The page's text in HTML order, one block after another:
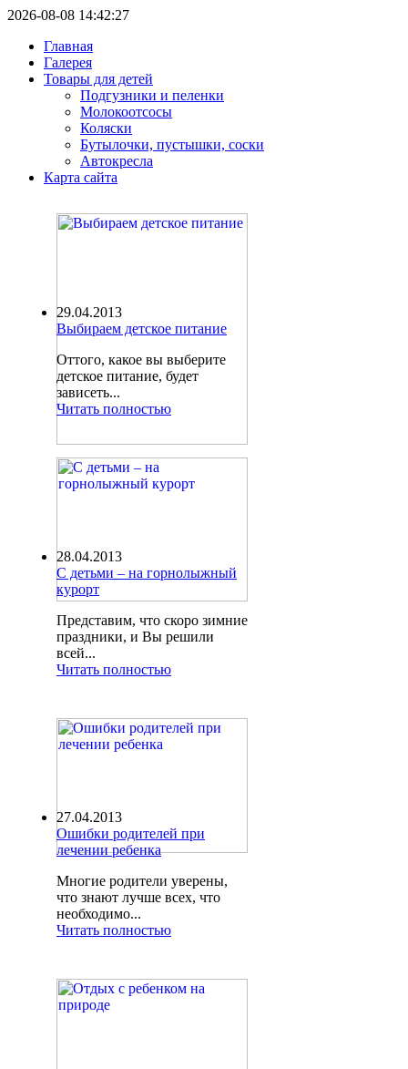
2026-08-08 14:42:27
Главная
Галерея
Товары для детей
Подгузники и пеленки
Молокоотсосы
Коляски
Бутылочки, пустышки, соски
Автокресла
Карта сайта
29.04.2013
Выбираем детское питание
Оттого, какое вы выберите
детское питание, будет
зависеть...
Читать полностью
28.04.2013
С детьми – на горнолыжный
курорт
Представим, что скоро зимние
праздники, и Вы решили
всей...
Читать полностью
27.04.2013
Ошибки родителей при
лечении ребенка
Многие родители уверены,
что знают лучше всех, что
необходимо...
Читать полностью